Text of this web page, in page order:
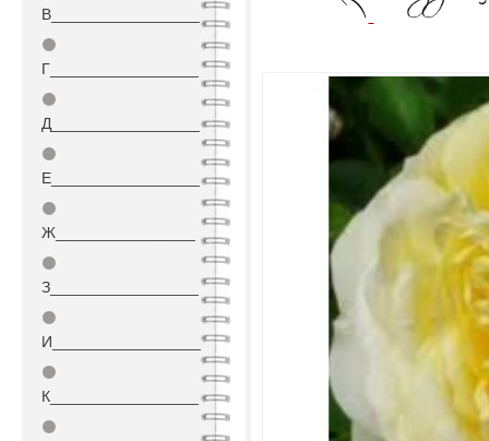
В_________________
⚫
Г_________________
⚫
Д_________________
⚫
Е_________________
⚫
Ж________________
⚫
З_________________
⚫
И_________________
⚫
К_________________
⚫